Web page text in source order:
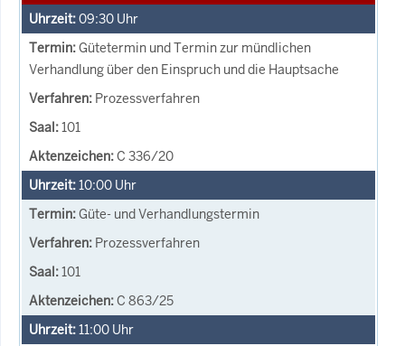
09:30 Uhr
Gütetermin und Termin zur mündlichen
Verhandlung über den Einspruch und die Hauptsache
Prozessverfahren
101
C 336/20
10:00 Uhr
Güte- und Verhandlungstermin
Prozessverfahren
101
C 863/25
11:00 Uhr